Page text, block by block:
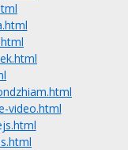
video.html